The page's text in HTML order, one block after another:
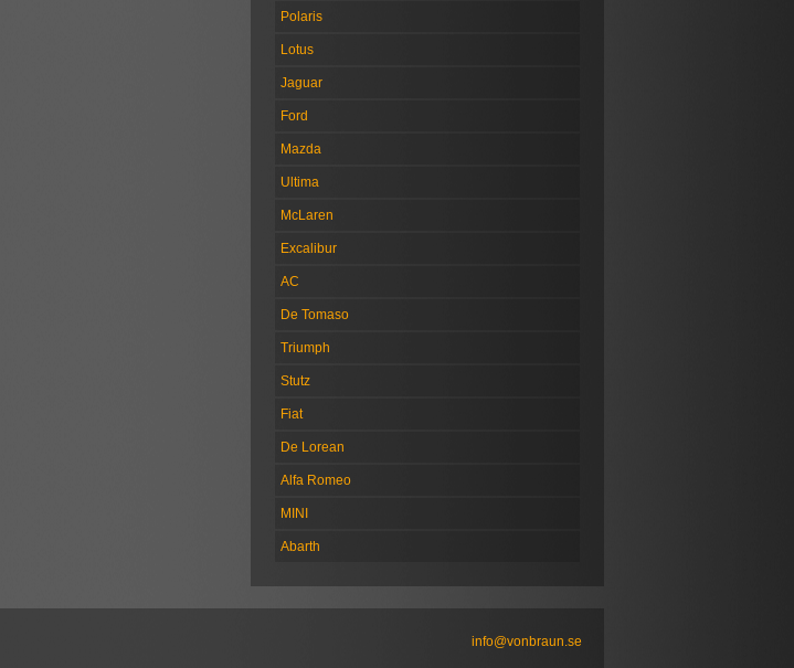
Polaris
Lotus
Jaguar
Ford
Mazda
Ultima
McLaren
Excalibur
AC
De Tomaso
Triumph
Stutz
Fiat
De Lorean
Alfa Romeo
MINI
Abarth
info@vonbraun.se